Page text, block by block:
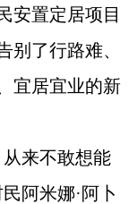
安置定居项目
别了行路难、
宜居宜业的新
来不敢想能
阿米娜·阿卜